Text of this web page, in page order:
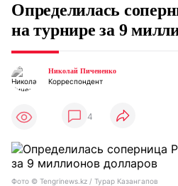
Определилась
на турнире за 9
Николай Пичененко
Корреспондент
4
Фото ©️ Tengrinews.kz / Турар Казангапов